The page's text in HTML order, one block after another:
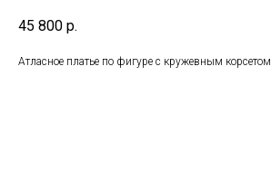
45 800 р.
Атласное платье по фигуре с кружевным корсетом